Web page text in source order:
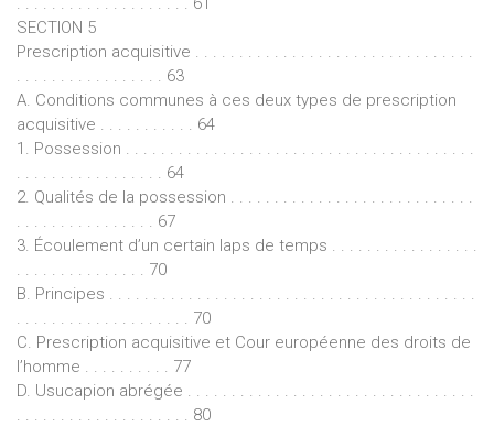
SECTION 5
Prescription acquisitive . . . . . . . . . . . . . . . . . . . . . . . . . . . . . . . .
. . . . . . . . . . . . . . . . . 63
A. Conditions communes à ces deux types de prescription
acquisitive . . . . . . . . . . . 64
1. Possession . . . . . . . . . . . . . . . . . . . . . . . . . . . . . . . . . . . . . . . .
. . . . . . . . . . . . . . . . . 64
2. Qualités de la possession . . . . . . . . . . . . . . . . . . . . . . . . . . . .
. . . . . . . . . . . . . . . . 67
3. Écoulement d’un certain laps de temps . . . . . . . . . . . . . . . . .
. . . . . . . . . . . . . . . 70
B. Principes . . . . . . . . . . . . . . . . . . . . . . . . . . . . . . . . . . . . . . . . . .
. . . . . . . . . . . . . . . . . . . . 70
C. Prescription acquisitive et Cour européenne des droits de
l’homme . . . . . . . . . . 77
D. Usucapion abrégée . . . . . . . . . . . . . . . . . . . . . . . . . . . . . . . . .
. . . . . . . . . . . . . . . . . . . . 80